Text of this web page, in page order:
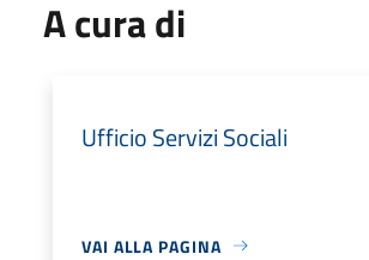
A cura di
Ufficio Servizi Sociali
VAI ALLA PAGINA